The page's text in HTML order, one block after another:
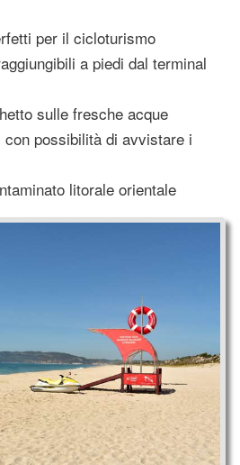
per il cicloturismo
a piedi dal terminal
sulle fresche acque
possibilità di avvistare i
litorale orientale